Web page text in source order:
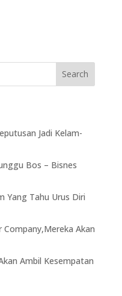
Search
Jadi Kelam-
Bos – Bisnes
Yang Tahu Urus Diri
Akan
Ambil Kesempatan